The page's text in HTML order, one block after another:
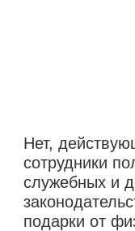
Нет,
сотрудники
служебных и
подарки от